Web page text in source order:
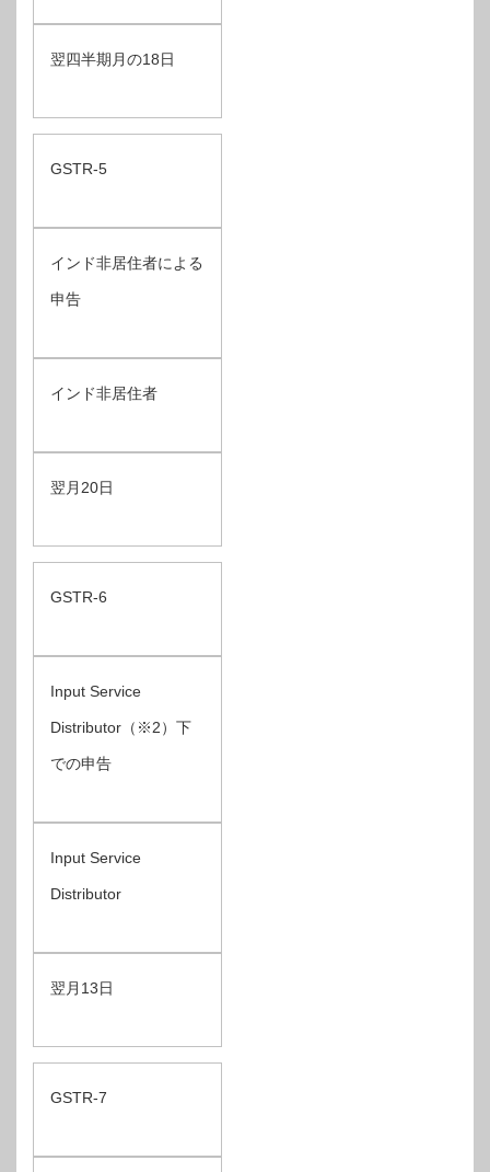
翌四半期月の18日
GSTR-5
インド非居住者による
申告
インド非居住者
翌月20日
GSTR-6
Input Service
Distributor（※2）下
での申告
Input Service
Distributor
翌月13日
GSTR-7